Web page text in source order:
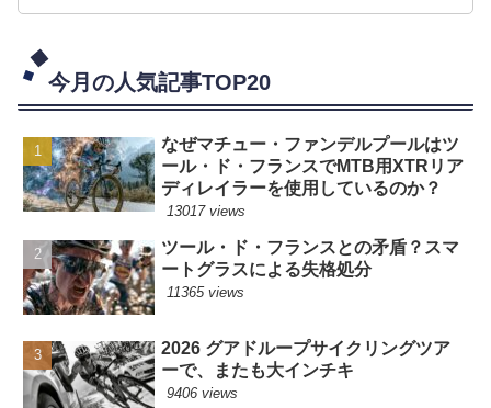
今月の人気記事TOP20
なぜマチュー・ファンデルプールはツ
ール・ド・フランスでMTB用XTRリア
ディレイラーを使用しているのか？
13017 views
ツール・ド・フランスとの矛盾？スマ
ートグラスによる失格処分
11365 views
2026 グアドループサイクリングツア
ーで、またも大インチキ
9406 views